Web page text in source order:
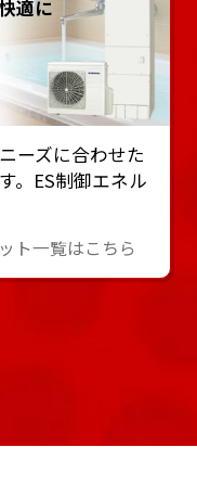
適に
ーズに合わせた
。ES制御エネル
ト一覧はこちら